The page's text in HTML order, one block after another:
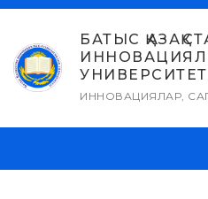
Skip
content
БАТЫС
ИННОВАЦИЯЛАР,